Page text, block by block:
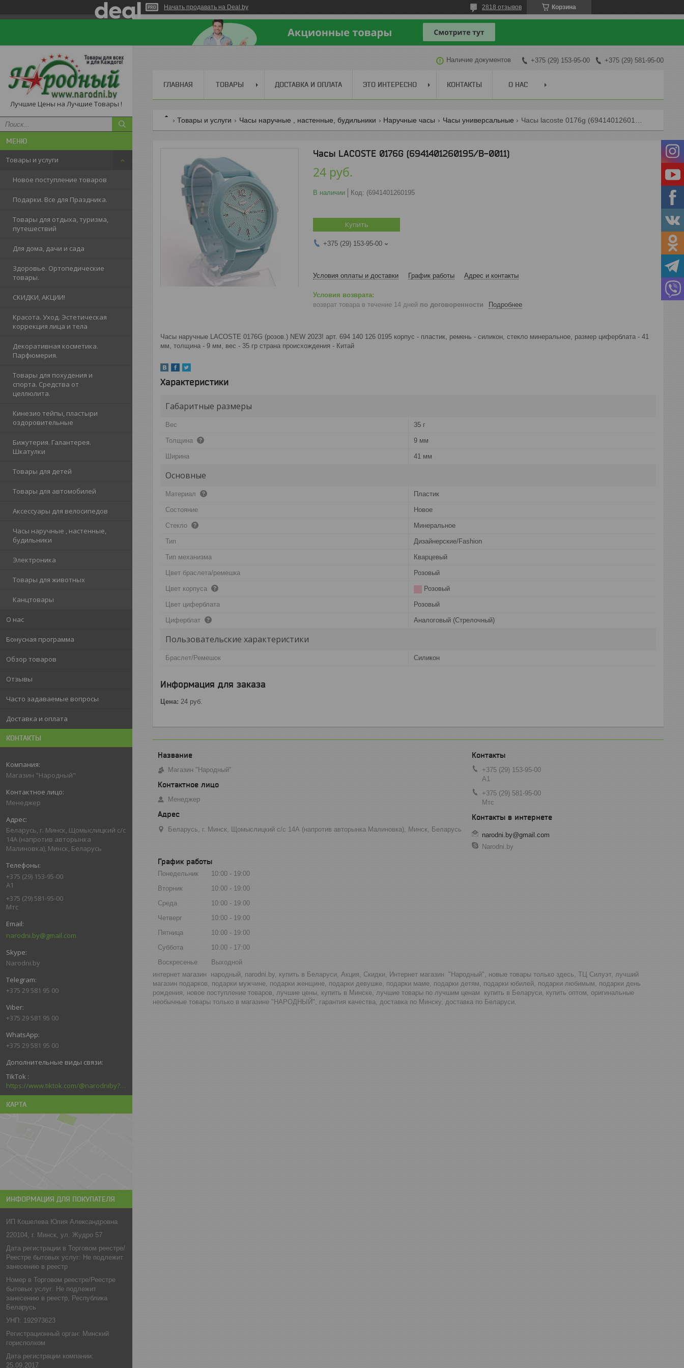
Начать продавать на Deal.by Корзина
2818 отзывов
Лучшие Цены на Лучшие Товары !
Товары и услуги
Новое поступление товаров
Подарки. Все для Праздника.
Товары для отдыха, туризма,
путешествий
Для дома, дачи и сада
Здоровье. Ортопедические
товары.
СКИДКИ, АКЦИИ!
Красота. Уход. Эстетическая
коррекция лица и тела
Декоративная косметика.
Парфюмерия.
Товары для похудения и
спорта. Средства от
целлюлита.
Кинезио тейпы, пластыри
оздоровительные
Бижутерия. Галантерея.
Шкатулки
Товары для детей
Товары для автомобилей
Аксессуары для велосипедов
Часы наручные , настенные,
будильники
Электроника
Товары для животных
Канцтовары
О нас
Бонусная программа
Обзор товаров
Отзывы
Часто задаваемые вопросы
Доставка и оплата
КОНТАКТЫ
Магазин "Народный"
Менеджер
Беларусь, г. Минск, Щомыслицкий с/с
14А (напротив авторынка
Малиновка), Минск, Беларусь
+375 (29) 153-95-00
А1
+375 (29) 581-95-00
Мтс
narodni.by@gmail.com
Narodni.by
+375 29 581 95 00
+375 29 581 95 00
+375 29 581 95 00
TikTok
https://www.tiktok.com/@narodniby?_d=secCgYIASAHKAESMgowNi2kqb6kACtPxDFMS5F6dRGTadF39Pc3n3jrlZxq6nMzJ6welMlNk6LtVvGLhTZ4GgA%3D&language=ru&sec_uid=MS4wLjABAAAAGNa8ssld7lkG8CrKEAd5LVQIDzxfLHVPgcTs5w61T8x5BHEa0P95Bf2YgAJrzrfu&sec_user_id=MS4wLjABAAAAGNa8ssl
КАРТА
ИНФОРМАЦИЯ ДЛЯ ПОКУПАТЕЛЯ
ИП Кошелева Юлия Александровна
220104, г. Минск, ул. Жудро 57
Дата регистрации в Торговом реестре/
Реестре бытовых услуг: Не подлежит
занесению в реестр
Номер в Торговом реестре/Реестре
бытовых услуг: Не подлежит
занесению в реестр, Республика
Беларусь
УНП: 192973623
Регистрационный орган: Минский
горисполком
Дата регистрации компании:
25.09.2017
Наличие документов +375 (29) 153-95-00 +375 (29) 581-95-00
ГЛАВНАЯ ТОВАРЫ ДОСТАВКА И ОПЛАТА ЭТО ИНТЕРЕСНО КОНТАКТЫ О НАС
Товары и услуги Часы наручные , настенные, будильники Наручные часы Часы универсальные
Часы LACOSTE 0176G (6941401260195/B-0011)
24 руб.
В наличии Код: (6941401260195
Купить
+375 (29) 153-95-00
Условия оплаты и доставки График работы Адрес и контакты
возврат товара в течение 14 дней по договоренности Подробнее
Часы наручные LACOSTE 0176G (розов.) NEW 2023! арт. 694 140 126 0195 корпус - пластик, ремень - силикон, стекло минеральное, размер циферблата - 41
мм, толщина - 9 мм, вес - 35 гр страна происхождения - Китай
Характеристики
Габаритные размеры
Вес 35 г
Толщина 9 мм
Ширина 41 мм
Основные
Материал Пластик
Состояние Новое
Стекло Минеральное
Тип Дизайнерские/Fashion
Тип механизма Кварцевый
Цвет браслета/ремешка Розовый
Цвет корпуса Розовый
Цвет циферблата Розовый
Циферблат Аналоговый (Стрелочный)
Пользовательские характеристики
Браслет/Ремешок Силикон
Информация для заказа
Цена: 24 руб.
Магазин "Народный"
Менеджер
Беларусь, г. Минск, Щомыслицкий с/с 14А (напротив авторынка Малиновка), Минск, Беларусь
+375 (29) 153-95-00
А1
+375 (29) 581-95-00
Мтс
narodni.by@gmail.com
Narodni.by
График работы
Понедельник 10:00
19:00
Вторник
10:00
19:00
Среда
10:00
19:00
Четверг
10:00
19:00
Пятница
10:00
19:00
Суббота
10:00
17:00
Воскресенье
Выходной
интернет магазин народный, narodni.by, купить в Беларуси, Акция, Скидки, Интернет магазин "Народный", новые товары только здесь, ТЦ Силуэт, лучший
магазин подарков, подарки мужчине, подарки женщине, подарки девушке, подарки маме, подарки детям, подарки юбилей, подарки любимым, подарки день
рождения, новое поступление товаров, лучшие цены, купить в Минске, лучшие товары по лучшим ценам купить в Беларуси, купить оптом, оригинальные
необычные товары только в магазине "НАРОДНЫЙ", гарантия качества, доставка по Минску, доставка по Беларуси.